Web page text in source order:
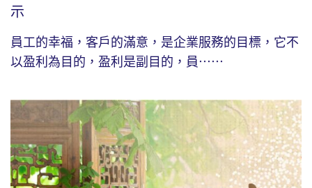
示
員工的幸福，客戶的滿意，是企業服務的目標，它不
以盈利為目的，盈利是副目的，員⋯⋯